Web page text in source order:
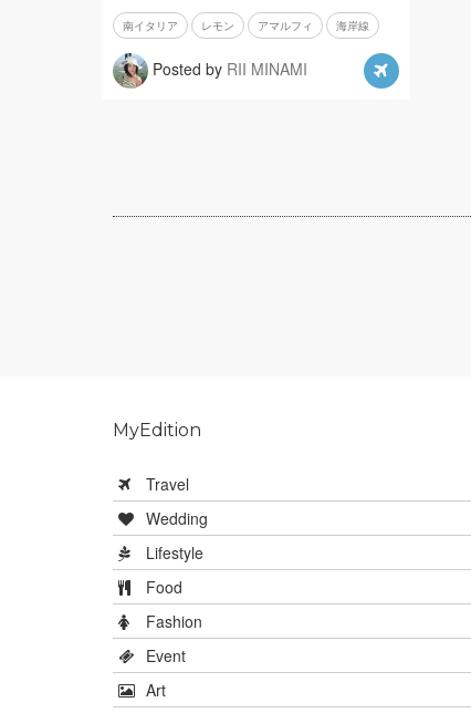
南イタリア レモン アマルフィ 海岸線
Posted by RII MINAMI
MyEdition
Travel
Wedding
Lifestyle
Food
Fashion
Event
Art